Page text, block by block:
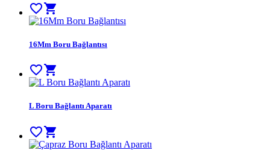
favorite_bordershopping_cart
16Mm Boru Bağlantısı
favorite_bordershopping_cart
L Boru Bağlantı Aparatı
favorite_bordershopping_cart